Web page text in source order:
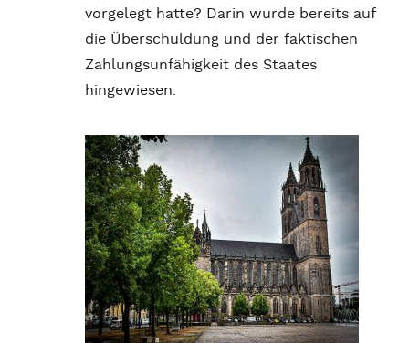
vorgelegt hatte? Darin wurde bereits auf
die Überschuldung und der faktischen
Zahlungsunfähigkeit des Staates
hingewiesen.